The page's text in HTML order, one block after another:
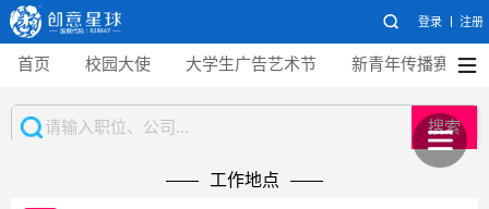
登录 注册
首页 校园大使 大学生广告艺术节 新青年传播赛
搜索
工作地点